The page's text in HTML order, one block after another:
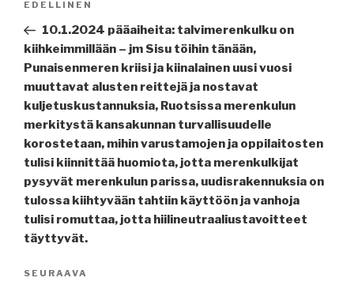
Edellinen
artikkeli
EDELLINEN
10.1.2024 pääaiheita: talvimerenkulku on
kiihkeimmillään – jm Sisu töihin tänään,
Punaisenmeren kriisi ja kiinalainen uusi vuosi
muuttavat alusten reittejä ja nostavat
kuljetuskustannuksia, Ruotsissa merenkulun
merkitystä kansakunnan turvallisuudelle
korostetaan, mihin varustamojen ja oppilaitosten
tulisi kiinnittää huomiota, jotta merenkulkijat
pysyvät merenkulun parissa, uudisrakennuksia on
tulossa kiihtyvään tahtiin käyttöön ja vanhoja
tulisi romuttaa, jotta hiilineutraaliustavoitteet
täyttyvät.
Seuraava
SEURAAVA